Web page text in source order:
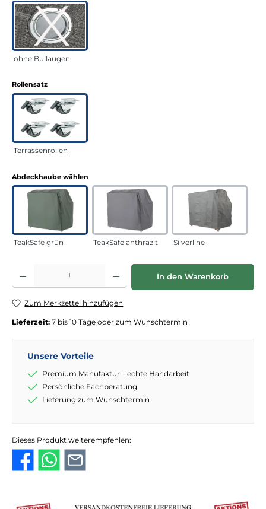
ohne Bullaugen
Rollensatzauswählen
Terrassenrollen
Abdeckhaube wählen
TeakSafe grün TeakSafe anthrazit Silverline
Produkt Anzahl: Gib den gewünschten Wert ein oder benutze die
In den Warenkorb
Zum Merkzettel hinzufügen
Lieferzeit: 7 bis 10 Tage oder zum Wunschtermin
Unsere Vorteile
Premium Manufaktur – echte Handarbeit
Persönliche Fachberatung
Lieferung zum Wunschtermin
Dieses Produkt weiterempfehlen: